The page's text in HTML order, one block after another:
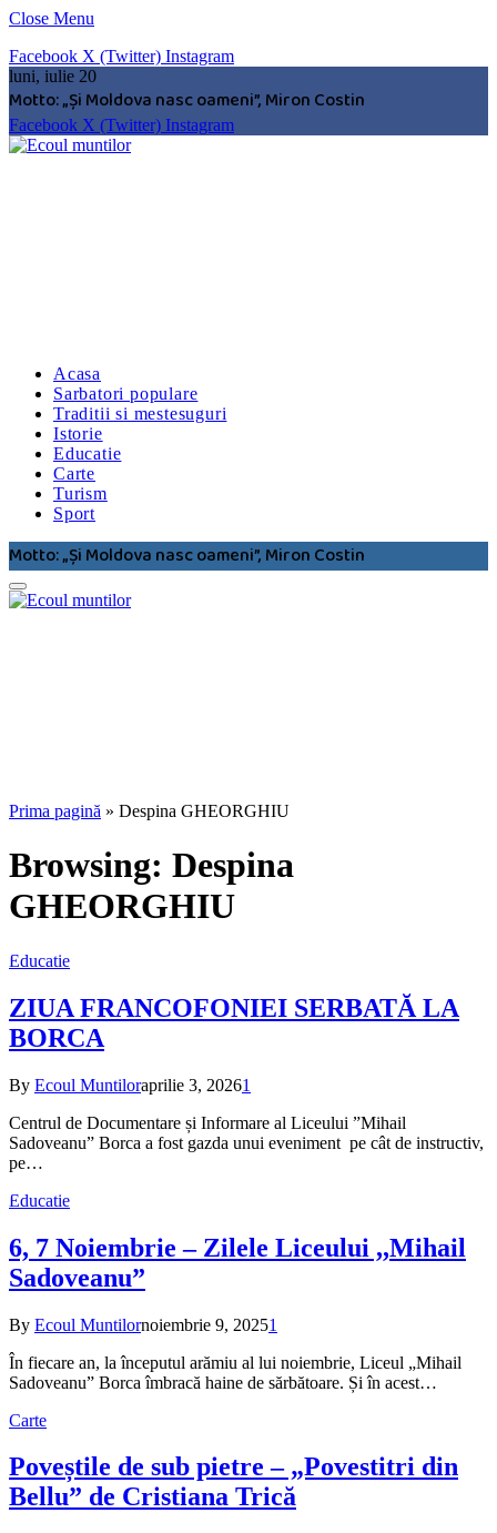
Close Menu
Facebook X (Twitter) Instagram
luni, iulie 20
Motto: „Şi Moldova nasc oameni”, Miron Costin
Facebook X (Twitter) Instagram
Acasa
Sarbatori populare
Traditii si mestesuguri
Istorie
Educatie
Carte
Turism
Sport
Motto: „Şi Moldova nasc oameni”, Miron Costin
Prima pagină » Despina GHEORGHIU
Browsing: Despina
GHEORGHIU
Educatie
ZIUA FRANCOFONIEI SERBATĂ LA
BORCA
By Ecoul Muntiloraprilie 3, 20261
Centrul de Documentare și Informare al Liceului ”Mihail
Sadoveanu” Borca a fost gazda unui eveniment pe cât de instructiv,
pe…
Educatie
6, 7 Noiembrie – Zilele Liceului ,,Mihail
Sadoveanu”
By Ecoul Muntilornoiembrie 9, 20251
În fiecare an, la începutul arămiu al lui noiembrie, Liceul „Mihail
Sadoveanu” Borca îmbracă haine de sărbătoare. Și în acest…
Carte
Poveștile de sub pietre – „Povestitri din
Bellu” de Cristiana Trică